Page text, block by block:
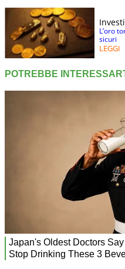
L’oro
sicuri
LEGGI